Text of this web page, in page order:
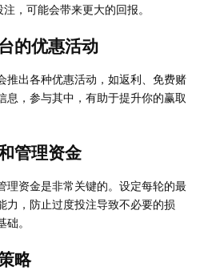
，可能会带来更大的回报。
的优惠活动
推出各种优惠活动，如返利、免费赌
息，参与其中，有助于提升你的赢取
管理资金
理资金是非常关键的。设定每轮的最
力，防止过度投注导致不必要的损
。
略